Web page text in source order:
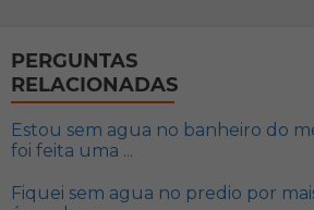
PERGUNTAS
RELACIONADAS
Estou sem agua no banheiro do
foi feita uma ...
Fiquei sem agua no predio por